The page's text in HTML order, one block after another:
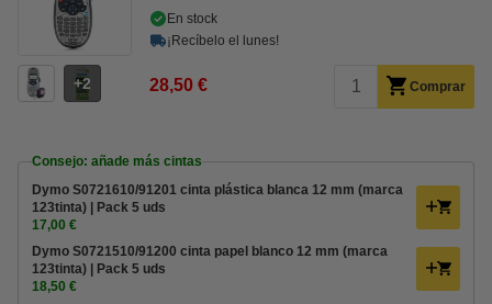
2
En stock
¡Recíbelo el lunes!
28,50 € Comprar
Consejo: añade más cintas
Dymo S0721610/91201 cinta plástica blanca 12 mm (marca
123tinta) | Pack 5 uds
17,00 €
Dymo S0721510/91200 cinta papel blanco 12 mm (marca
123tinta) | Pack 5 uds
18,50 €